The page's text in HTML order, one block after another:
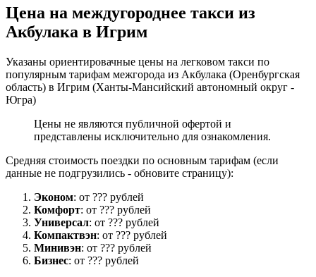
Цена на междугороднее такси из
Акбулака в Игрим
Указаны ориентировачные цены на легковом такси по
популярным тарифам межгорода из Акбулака (Оренбургская
область) в Игрим (Ханты-Мансийский автономный округ -
Югра)
Цены не являются публичной офертой и
представлены исключительно для ознакомления.
Средняя стоимость поездки по основным тарифам (если
данные не подгрузились - обновите страницу):
Эконом: от ??? рублей
Комфорт: от ??? рублей
Универсал: от ??? рублей
Компактвэн: от ??? рублей
Минивэн: от ??? рублей
Бизнес: от ??? рублей